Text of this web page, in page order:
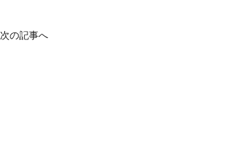
次の記事へ